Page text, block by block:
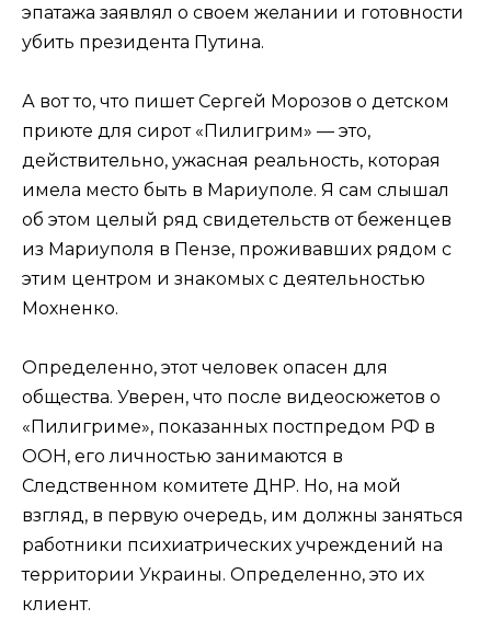
эпатажа заявлял о своем желании и готовности
убить президента Путина.
А вот то, что пишет Сергей Морозов о детском
приюте для сирот «Пилигрим» — это,
действительно, ужасная реальность, которая
имела место быть в Мариуполе. Я сам слышал
об этом целый ряд свидетельств от беженцев
из Мариуполя в Пензе, проживавших рядом с
этим центром и знакомых с деятельностью
Мохненко.
Определенно, этот человек опасен для
общества. Уверен, что после видеосюжетов о
«Пилигриме», показанных постпредом РФ в
ООН, его личностью занимаются в
Следственном комитете ДНР. Но, на мой
взгляд, в первую очередь, им должны заняться
работники психиатрических учреждений на
территории Украины. Определенно, это их
клиент.